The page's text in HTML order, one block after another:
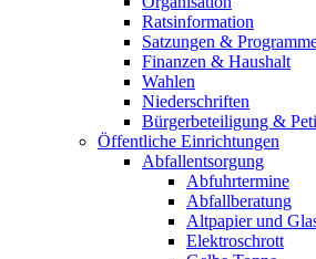
Ratsinformation
Satzungen &
Finanzen & Haushalt
Wahlen
Niederschriften
Bürgerbeteiligung &
Öffentliche Einrichtungen
Abfallentsorgung
Abfuhrtermine
Abfallberatung
Altpapier und
Elektroschrott